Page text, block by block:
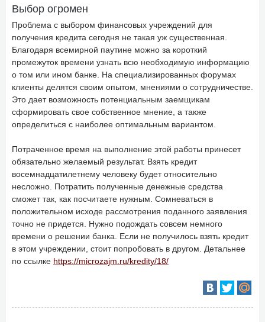
Выбор огромен
Проблема с выбором финансовых учреждений для
получения кредита сегодня не такая уж существенная.
Благодаря всемирной паутине можно за короткий
промежуток времени узнать всю необходимую информацию
о том или ином банке. На специализированных форумах
клиенты делятся своим опытом, мнениями о сотрудничестве.
Это дает возможность потенциальным заемщикам
сформировать свое собственное мнение, а также
определиться с наиболее оптимальным вариантом.
Потраченное время на выполнение этой работы принесет
обязательно желаемый результат. Взять кредит
восемнадцатилетнему человеку будет относительно
несложно. Потратить полученные денежные средства
сможет так, как посчитаете нужным. Сомневаться в
положительном исходе рассмотрения поданного заявления
точно не придется. Нужно подождать совсем немного
времени о решении банка. Если не получилось взять кредит
в этом учреждении, стоит попробовать в другом. Детальнее
по ссылке https://microzajm.ru/kredity/18/